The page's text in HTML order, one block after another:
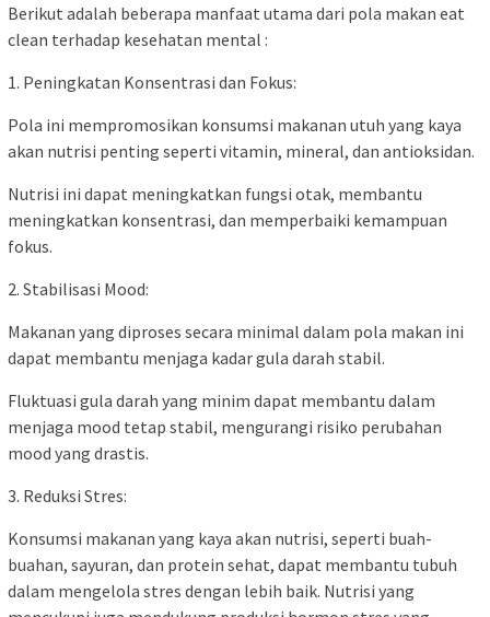
Berikut adalah beberapa manfaat utama dari pola makan eat
clean terhadap kesehatan mental :
1. Peningkatan Konsentrasi dan Fokus:
Pola ini mempromosikan konsumsi makanan utuh yang kaya
akan nutrisi penting seperti vitamin, mineral, dan antioksidan.
Nutrisi ini dapat meningkatkan fungsi otak, membantu
meningkatkan konsentrasi, dan memperbaiki kemampuan
fokus.
2. Stabilisasi Mood:
Makanan yang diproses secara minimal dalam pola makan ini
dapat membantu menjaga kadar gula darah stabil.
Fluktuasi gula darah yang minim dapat membantu dalam
menjaga mood tetap stabil, mengurangi risiko perubahan
mood yang drastis.
3. Reduksi Stres:
Konsumsi makanan yang kaya akan nutrisi, seperti buah-
buahan, sayuran, dan protein sehat, dapat membantu tubuh
dalam mengelola stres dengan lebih baik. Nutrisi yang